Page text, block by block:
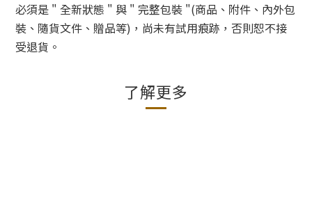
必須是 " 全新狀態 " 與 " 完整包裝 "(商品、附件、內外包
裝、隨貨文件、贈品等)，尚未有試用痕跡，否則恕不接
受退貨。
了解更多